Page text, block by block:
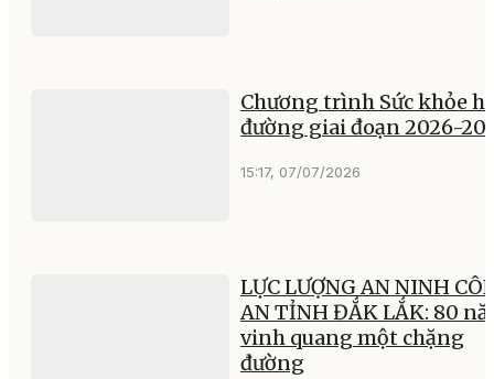
Chương trình Sức khỏe
đường giai đoạn 2026-
15:17, 07/07/2026
LỰC LƯỢNG AN NINH
AN TỈNH ĐẮK LẮK: 80
vinh quang một chặng
đường